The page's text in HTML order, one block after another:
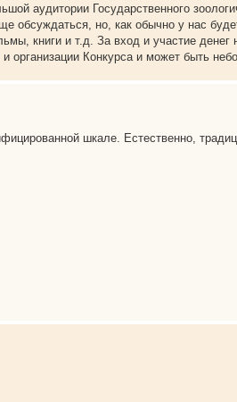
аудитории Государственного
обсуждаться, но, как обычно у нас
книги и т.д. За вход и участие
Конкурса и может быть
шкале. Естественно,